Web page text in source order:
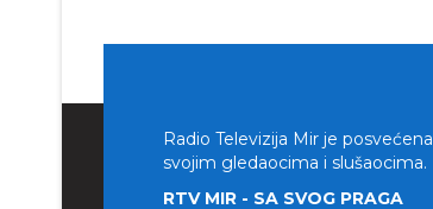
Radio Televizija Mir je posvećena
svojim gledaocima i slušaocima.
RTV MIR - SA SVOG PRAGA